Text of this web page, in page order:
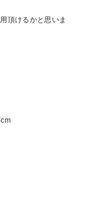
頂けるかと思いま